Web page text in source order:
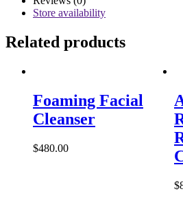
Store availability
Related products
Foaming Facial
Cleanser
$480.00
$